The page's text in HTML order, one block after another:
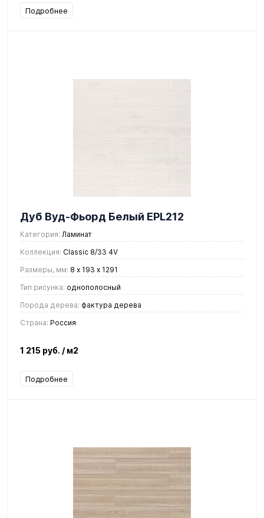
Подробнее
Дуб Вуд-Фьорд Белый EPL212
Категория: Ламинат
Коллекция: Classic 8/33 4V
Размеры, мм: 8 х 193 х 1291
Тип рисунка: однополосный
Порода дерева: фактура дерева
Страна: Россия
1 215 руб. / м2
Подробнее